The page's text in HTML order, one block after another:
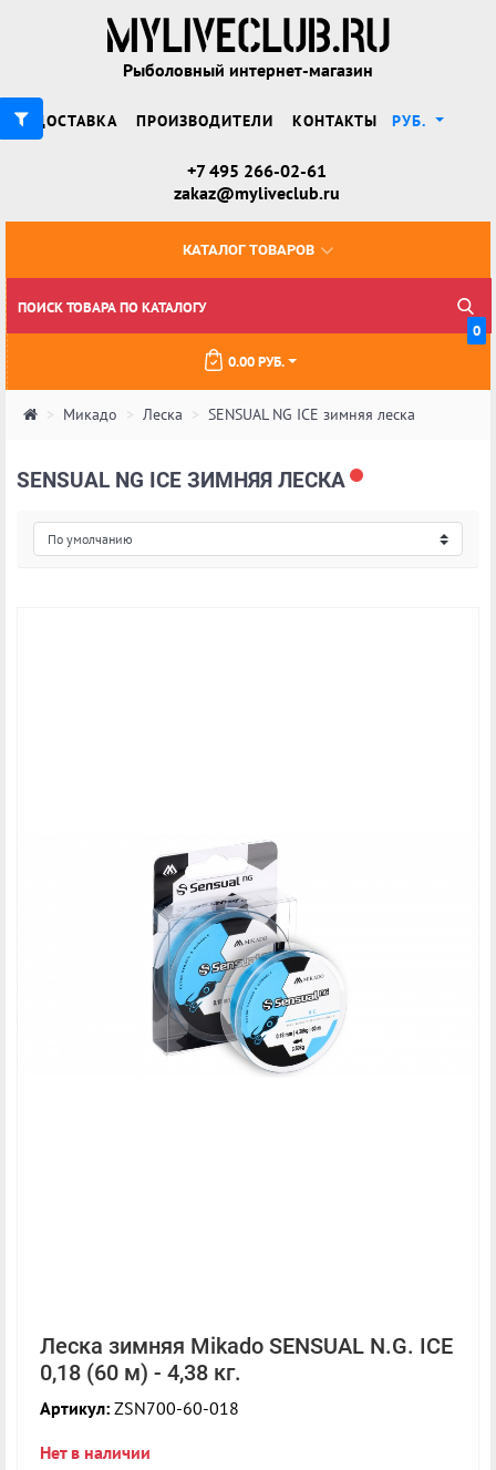
Рыболовный интернет-магазин
ДОСТАВКА ПРОИЗВОДИТЕЛИ КОНТАКТЫ РУБ.
+7 495 266-02-61
zakaz@myliveclub.ru
КАТАЛОГ ТОВАРОВ
0
0.00 РУБ.
Микадо Леска SENSUAL NG ICE зимняя леска
SENSUAL NG ICE ЗИМНЯЯ ЛЕСКА
Леска зимняя Mikado SENSUAL N.G. ICE
0,18 (60 м) - 4,38 кг.
Артикул: ZSN700-60-018
Нет в наличии